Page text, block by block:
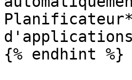
{% endhint %}